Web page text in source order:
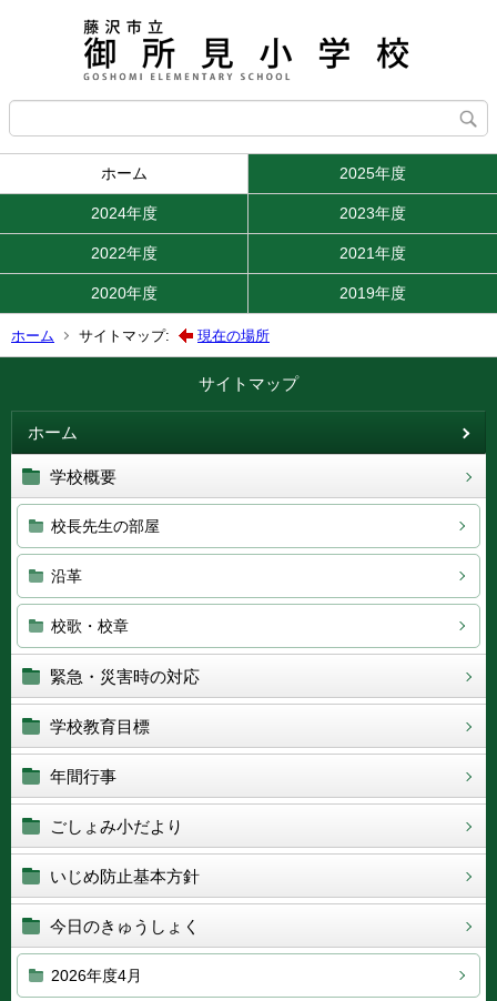
ホーム 2025年度
2024年度 2023年度
2022年度 2021年度
2020年度 2019年度
ホーム サイトマップ: 現在の場所
サイトマップ
ホーム
学校概要
校長先生の部屋
沿革
校歌・校章
緊急・災害時の対応
学校教育目標
年間行事
ごしょみ小だより
いじめ防止基本方針
今日のきゅうしょく
2026年度4月